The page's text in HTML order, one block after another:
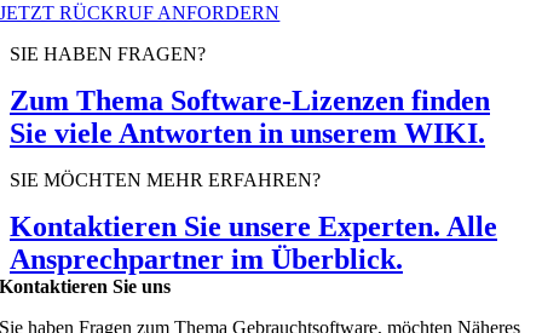
JETZT RÜCKRUF ANFORDERN
SIE HABEN FRAGEN?
Zum Thema Software-Lizenzen finden
Sie viele Antworten in unserem WIKI.
SIE MÖCHTEN MEHR ERFAHREN?
Kontaktieren Sie unsere Experten. Alle
Ansprechpartner im Überblick.
Kontaktieren Sie uns
Sie haben Fragen zum Thema Gebrauchtsoftware, möchten Näheres